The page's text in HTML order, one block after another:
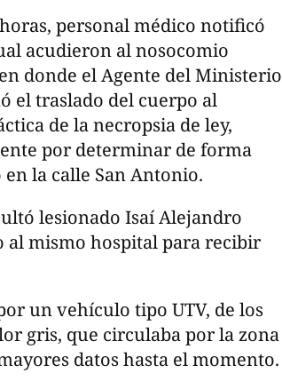
personal médico notificó
acudieron al nosocomio
donde el Agente del Ministerio
el traslado del cuerpo al
de la necropsia de ley,
por determinar de forma
la calle San Antonio.
lesionado Isaí Alejandro
al mismo hospital para recibir
un vehículo tipo UTV, de los
gris, que circulaba por la zona
datos hasta el momento.